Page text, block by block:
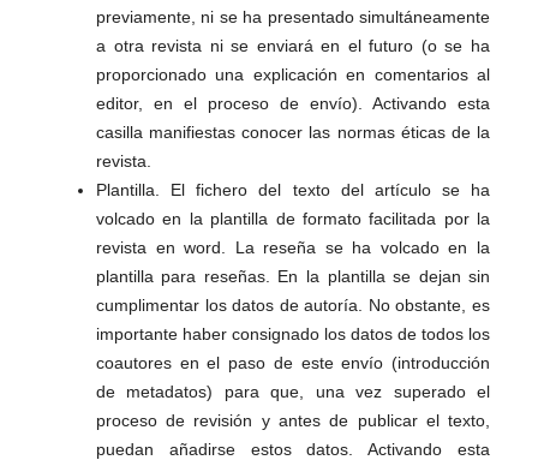
previamente, ni se ha presentado simultáneamente
a otra revista ni se enviará en el futuro (o se ha
proporcionado una explicación en comentarios al
editor, en el proceso de envío). Activando esta
casilla manifiestas conocer las normas éticas de la
revista.
Plantilla. El fichero del texto del artículo se ha
volcado en la plantilla de formato facilitada por la
revista en word. La reseña se ha volcado en la
plantilla para reseñas. En la plantilla se dejan sin
cumplimentar los datos de autoría. No obstante, es
importante haber consignado los datos de todos los
coautores en el paso de este envío (introducción
de metadatos) para que, una vez superado el
proceso de revisión y antes de publicar el texto,
puedan añadirse estos datos. Activando esta